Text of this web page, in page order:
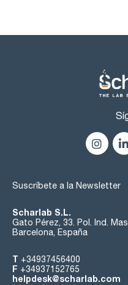
Suscríbete a la Newsletter
Scharlab S.L.
Gato Pérez, 33. Pol. Ind.
Barcelona, España
T +34937456400
F +34937152765
helpdesk@scharlab.com